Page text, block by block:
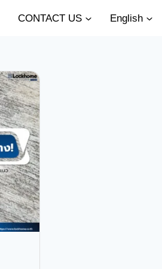
CONTACT US English